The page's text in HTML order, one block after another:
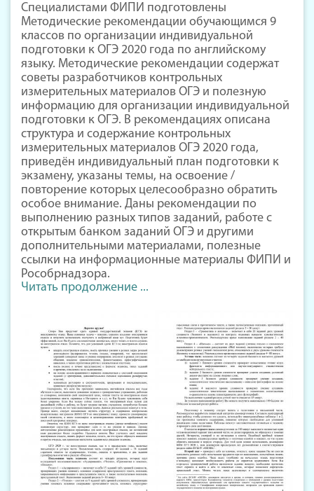
Специалистами ФИПИ подготовлены
Методические рекомендации обучающимся 9
классов по организации индивидуальной
подготовки к ОГЭ 2020 года по английскому
языку. Методические рекомендации содержат
советы разработчиков контрольных
измерительных материалов ОГЭ и полезную
информацию для организации индивидуальной
подготовки к ОГЭ. В рекомендациях описана
структура и содержание контрольных
измерительных материалов ОГЭ 2020 года,
приведён индивидуальный план подготовки к
экзамену, указаны темы, на освоение /
повторение которых целесообразно обратить
особое внимание. Даны рекомендации по
выполнению разных типов заданий, работе с
открытым банком заданий ОГЭ и другими
дополнительными материалами, полезные
ссылки на информационные материалы ФИПИ и
Рособрнадзора.
Читать продолжение ...